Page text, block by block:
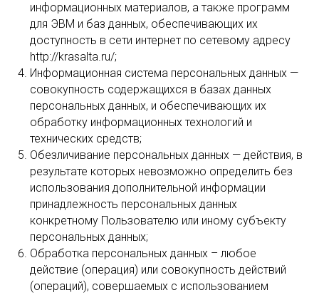
информационных материалов, а также программ
для ЭВМ и баз данных, обеспечивающих их
доступность в сети интернет по сетевому адресу
http://krasalta.ru/;
Информационная система персональных данных —
совокупность содержащихся в базах данных
персональных данных, и обеспечивающих их
обработку информационных технологий и
технических средств;
Обезличивание персональных данных — действия, в
результате которых невозможно определить без
использования дополнительной информации
принадлежность персональных данных
конкретному Пользователю или иному субъекту
персональных данных;
Обработка персональных данных – любое
действие (операция) или совокупность действий
(операций), совершаемых с использованием